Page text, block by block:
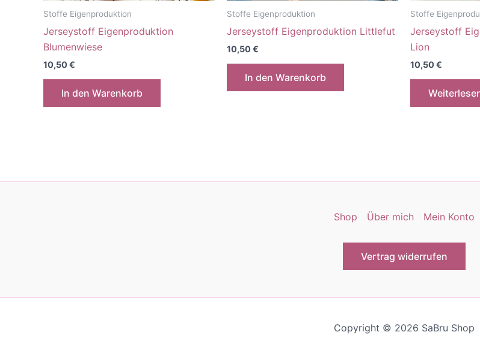
Stoffe Eigenproduktion
Jerseystoff Eigenproduktion
Blumenwiese
10,50€
In den Warenkorb
Stoffe Eigenproduktion
Jerseystoff Eigenproduktion Littlefut
10,50€
In den Warenkorb
Stoffe
Jerseystoff
Lion
10,50€
Shop Über mich Mein Konto
Vertrag widerrufen
Copyright © 2026 SaBru Shop